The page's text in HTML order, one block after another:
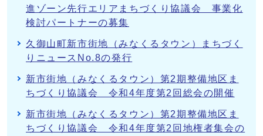
進ゾーン先行エリアまちづくり協議会 事業化
検討パートナーの募集
久御山町新市街地（みなくるタウン）まちづく
りニュースNo.8の発行
新市街地（みなくるタウン）第2期整備地区ま
ちづくり協議会 令和4年度第2回総会の開催
新市街地（みなくるタウン）第2期整備地区ま
ちづくり協議会 令和4年度第2回地権者集会の